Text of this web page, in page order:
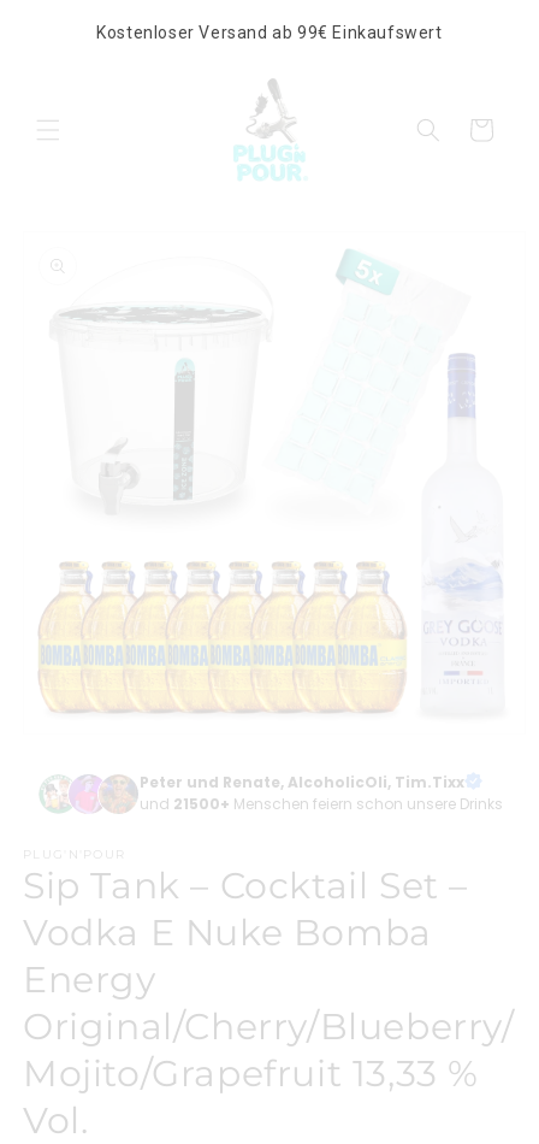
Kostenloser Versand ab 99€ Einkaufswert
Warenkorb
Modal
öffnen
Peter und Renate, AlcoholicOli, Tim.Tixx
und 21500+ Menschen feiern schon unsere Drinks
PLUG'N'POUR
Sip Tank – Cocktail Set –
Vodka E Nuke Bomba
Energy
Original/Cherry/Blueberry/
Mojito/Grapefruit 13,33 %
Vol.